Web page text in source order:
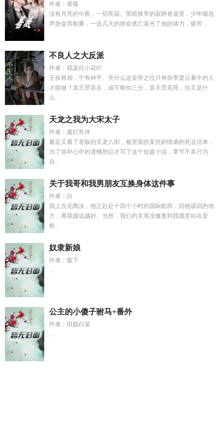
作者：蔷薇
没有月亮的午夜，一切死寂。黑暗狭窄的寂静巷道里，少年喘息
声急促而粗重，一连几天的拼命逃亡逼光了他的体力，疲劳...
不良人之大反派
作者：我是任小花吖
王侯将相，宁有种乎。凭什么这皇帝之位只有你李星云看中的人
才能做？袁天罡若在，或可敬你三分，袁天罡若死，你又是什
么...
天龙之我为大宋太子
作者：孤灯常伴
最近又看了老版的天龙八部，被里面的某些剧情虐的死去活来，
为了弥补心中的遗憾所以才写了这个短篇小说，章节不多只为
自...
关于我哥和我男朋友互换身体这件事
作者：白
我上次见陶决，他正赶赴十四个小时的国际航班，回他该回的地
方，离我越远越好。当然，我们的关系没修复到我愿意站在安
检...
奴隶新娘
作者：森下
...
公主的小傻子驸马+番外
作者：田园白菜
...